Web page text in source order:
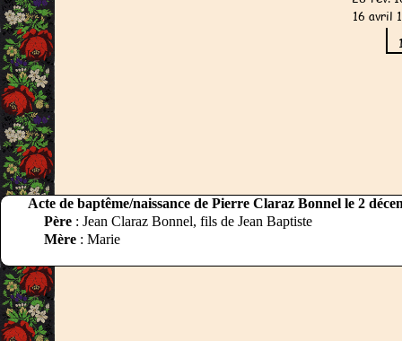
Acte de baptême/naissance de Pierre Claraz Bonnel le 2
Père : Jean Claraz Bonnel, fils de Jean Baptiste
Mère : Marie